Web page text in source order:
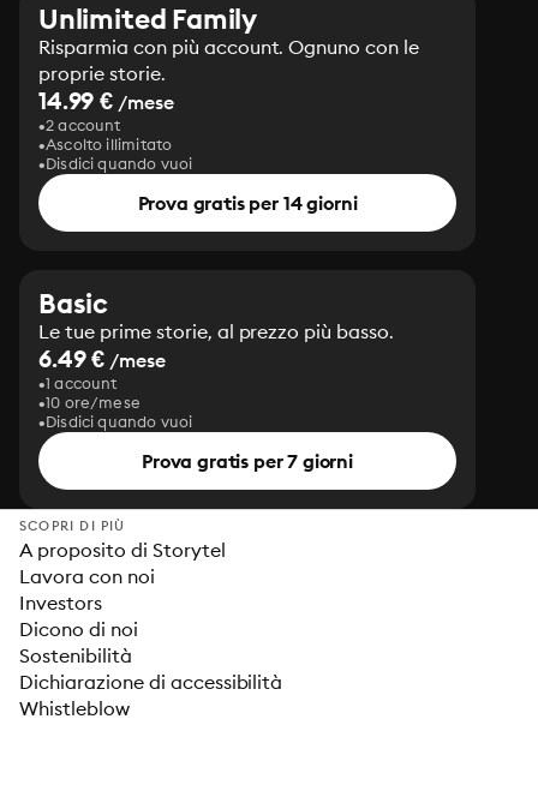
Unlimited Family
Risparmia con più account. Ognuno con le
proprie storie.
14.99 € /mese
2 account
Ascolto illimitato
Disdici quando vuoi
Prova gratis per 14 giorni
Basic
Le tue prime storie, al prezzo più basso.
6.49 € /mese
1 account
10 ore/mese
Disdici quando vuoi
Prova gratis per 7 giorni
SCOPRI DI PIÙ
A proposito di Storytel
Lavora con noi
Investors
Dicono di noi
Sostenibilità
Dichiarazione di accessibilità
Whistleblow